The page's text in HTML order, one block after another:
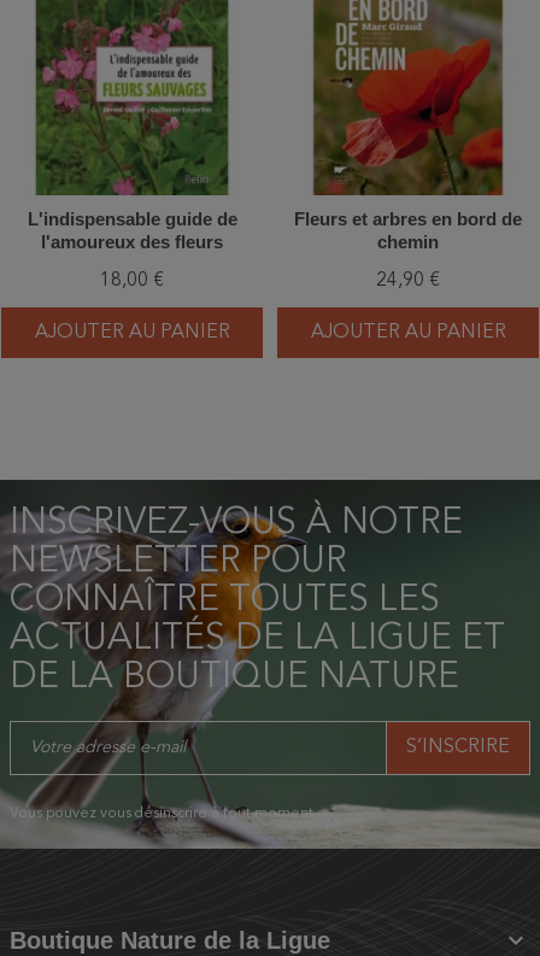
L'indispensable guide de
l'amoureux des fleurs
fleurs sauvages sans erreur
18,00 €
AJOUTER AU PANIER
Fleurs et arbres en bord de
chemin
24,90 €
AJOUTER AU PANIER
INSCRIVEZ-VOUS À NOTRE
NEWSLETTER POUR
CONNAÎTRE TOUTES LES
ACTUALITÉS DE LA LIGUE ET
DE LA BOUTIQUE NATURE
Vous pouvez vous désinscrire à tout moment.
Boutique Nature de la Ligue 